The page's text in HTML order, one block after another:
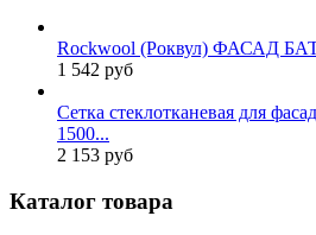
Rockwool (Роквул) ФАСАД
1 542 руб
Сетка стеклотканевая для
1500...
2 153 руб
Каталог товара